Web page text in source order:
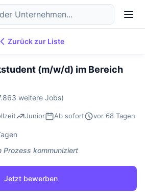
DE
Zurück zur Liste
(m/w/d) im Bereich
weitere Jobs)
Junior Ab sofort vor 68 Tagen
Prozess kommuniziert
Jetzt bewerben